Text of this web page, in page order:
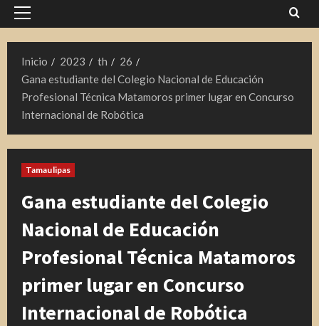
Menú
Inicio
2023 th
26
Gana estudiante del Colegio Nacional de Educación
Profesional Técnica Matamoros primer lugar en Concurso
Internacional de Robótica
Tamaulipas
Gana estudiante del Colegio
Nacional de Educación
Profesional Técnica Matamoros
primer lugar en Concurso
Internacional de Robótica